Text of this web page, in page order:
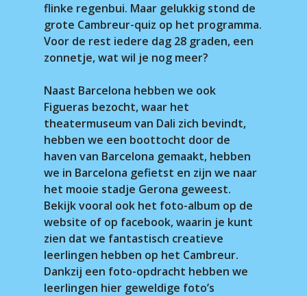
flinke regenbui. Maar gelukkig stond de
grote Cambreur-quiz op het programma.
Voor de rest iedere dag 28 graden, een
zonnetje, wat wil je nog meer?
Naast Barcelona hebben we ook
Figueras bezocht, waar het
theatermuseum van Dali zich bevindt,
hebben we een boottocht door de
haven van Barcelona gemaakt, hebben
we in Barcelona gefietst en zijn we naar
het mooie stadje Gerona geweest.
Bekijk vooral ook het foto-album op de
website of op facebook, waarin je kunt
zien dat we fantastisch creatieve
leerlingen hebben op het Cambreur.
Dankzij een foto-opdracht hebben we
leerlingen hier geweldige foto’s